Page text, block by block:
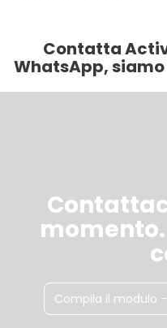
Contatta
WhatsApp,
Compila il modulo